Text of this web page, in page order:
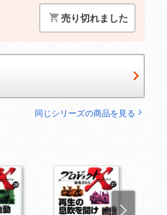
売り切れました
同じシリーズの商品を見る